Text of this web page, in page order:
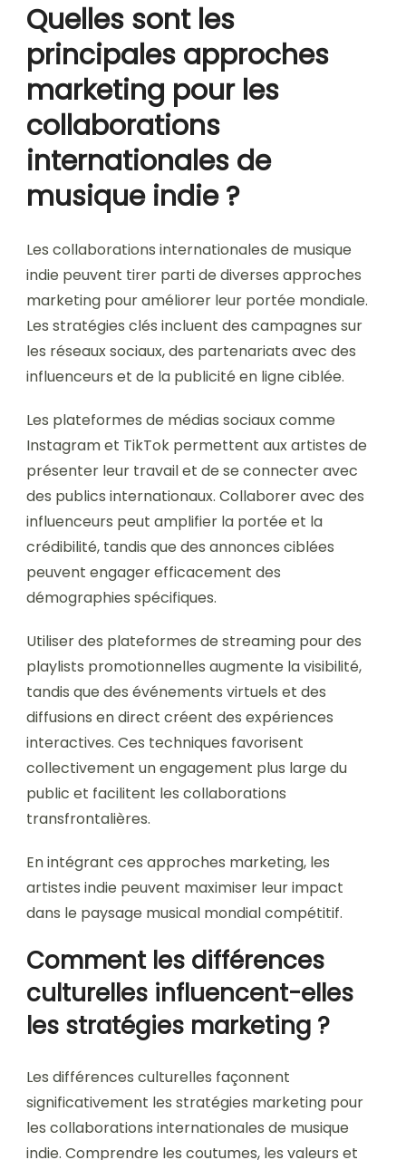
Quelles sont les
principales approches
marketing pour les
collaborations
internationales de
musique indie ?
Les collaborations internationales de musique
indie peuvent tirer parti de diverses approches
marketing pour améliorer leur portée mondiale.
Les stratégies clés incluent des campagnes sur
les réseaux sociaux, des partenariats avec des
influenceurs et de la publicité en ligne ciblée.
Les plateformes de médias sociaux comme
Instagram et TikTok permettent aux artistes de
présenter leur travail et de se connecter avec
des publics internationaux. Collaborer avec des
influenceurs peut amplifier la portée et la
crédibilité, tandis que des annonces ciblées
peuvent engager efficacement des
démographies spécifiques.
Utiliser des plateformes de streaming pour des
playlists promotionnelles augmente la visibilité,
tandis que des événements virtuels et des
diffusions en direct créent des expériences
interactives. Ces techniques favorisent
collectivement un engagement plus large du
public et facilitent les collaborations
transfrontalières.
En intégrant ces approches marketing, les
artistes indie peuvent maximiser leur impact
dans le paysage musical mondial compétitif.
Comment les différences
culturelles influencent-elles
les stratégies marketing ?
Les différences culturelles façonnent
significativement les stratégies marketing pour
les collaborations internationales de musique
indie. Comprendre les coutumes, les valeurs et